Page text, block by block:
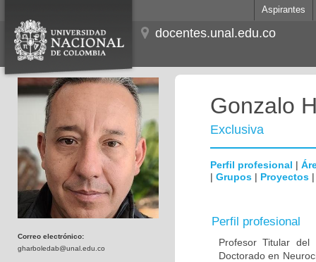
Aspirantes
docentes.unal.edu.co
Correo electrónico:
gharboledab@unal.edu.co
Gonzalo
Exclusiva
Perfil profesional |
| Grupos | Proyectos
Perfil profesional
Profesor Titular
Doctorado en